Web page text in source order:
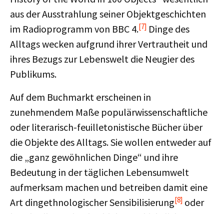
aus der Ausstrahlung seiner Objektgeschichten
im Radioprogramm von BBC 4.[7] Dinge des
Alltags wecken aufgrund ihrer Vertrautheit und
ihres Bezugs zur Lebenswelt die Neugier des
Publikums.
Auf dem Buchmarkt erscheinen in
zunehmendem Maße populärwissenschaftliche
oder literarisch-feuilletonistische Bücher über
die Objekte des Alltags. Sie wollen entweder auf
die „ganz gewöhnlichen Dinge“ und ihre
Bedeutung in der täglichen Lebensumwelt
aufmerksam machen und betreiben damit eine
Art dingethnologischer Sensibilisierung[8] oder